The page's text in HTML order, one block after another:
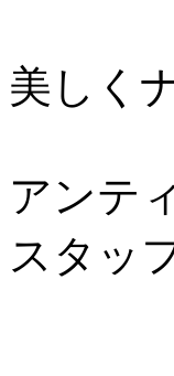
美しく
アンテ
スタッ